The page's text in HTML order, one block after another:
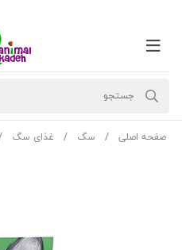
صفحه اصلی سگ غذای سگ